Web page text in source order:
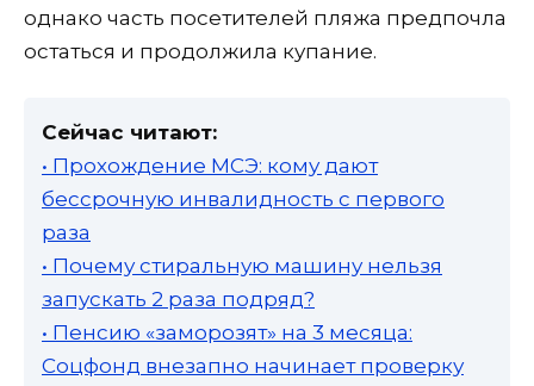
однако часть посетителей пляжа предпочла
остаться и продолжила купание.
Сейчас читают:
• Прохождение МСЭ: кому дают
бессрочную инвалидность с первого
раза
• Почему стиральную машину нельзя
запускать 2 раза подряд?
• Пенсию «заморозят» на 3 месяца:
Соцфонд внезапно начинает проверку